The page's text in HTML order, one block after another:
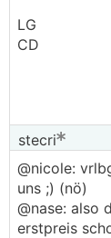
LG
CD
stecri
@nicole:
uns ;) (nö)
@nase: also
erstpreis